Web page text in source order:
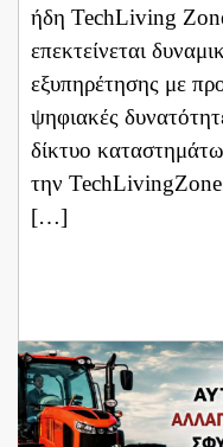
ήδη TechLiving
επεκτείνεται
εξυπηρέτησης με
ψηφιακές
δίκτυο
την TechLivingZone
[…]